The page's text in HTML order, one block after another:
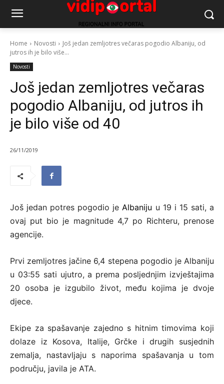
Home Novosti
Još jedan zemljotres večaras pogodio Albaniju, od
jutros ih je bilo više...
Novosti
Još jedan zemljotres večaras
pogodio Albaniju, od jutros ih
je bilo više od 40
26/11/2019
Još jedan potres pogodio jeAlbaniju u 19 i 15 sati, a
ovaj put bio je magnitude 4,7 po Richteru, prenose
agencije.
Prvi zemljotres jačine 6,4 stepena pogodio je Albaniju
u 03:55 sati ujutro, a prema posljednjim izvještajima
20 osoba je izgubilo život, među kojima je dvoje
djece.
Ekipe za spašavanje zajedno s hitnim timovima koji
dolaze iz Kosova, Italije, Grčke i drugih susjednih
zemalja, nastavljaju s naporima spašavanja u tom
području, javila je ATA.